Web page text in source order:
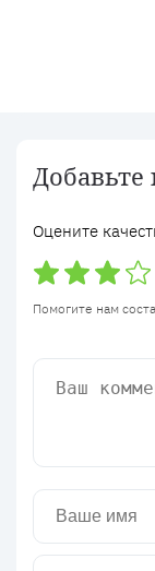
Оцените
Помогите нам